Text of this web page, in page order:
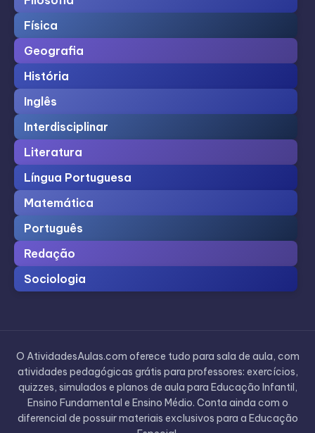
Física
Geografia
História
Inglês
Interdisciplinar
Literatura
Língua Portuguesa
Matemática
Português
Redação
Sociologia
O AtividadesAulas.com oferece tudo para sala de aula, com
atividades pedagógicas grátis para professores: exercícios,
quizzes, simulados e planos de aula para Educação Infantil,
Ensino Fundamental e Ensino Médio. Conta ainda com o
diferencial de possuir materiais exclusivos para a Educação